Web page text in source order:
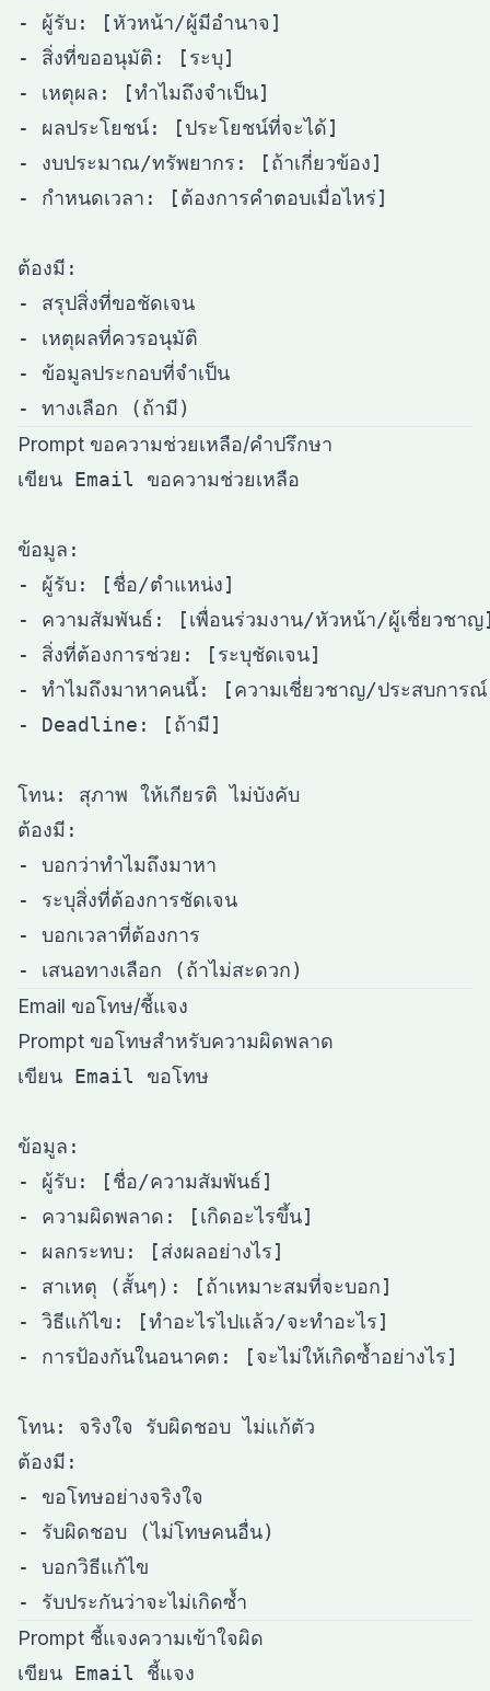
- ผู้รับ: [หัวหน้า/ผู้มีอำนาจ]
- สิ่งที่ขออนุมัติ: [ระบุ]
- เหตุผล: [ทำไมถึงจำเป็น]
- ผลประโยชน์: [ประโยชน์ที่จะได้]
- งบประมาณ/ทรัพยากร: [ถ้าเกี่ยวข้อง]
- กำหนดเวลา: [ต้องการคำตอบเมื่อไหร่]
ต้องมี:
- สรุปสิ่งที่ขอชัดเจน
- เหตุผลที่ควรอนุมัติ
- ข้อมูลประกอบที่จำเป็น
Prompt ขอความช่วยเหลือ/คำปรึกษา
เขียน Email ขอความช่วยเหลือ
ข้อมูล:
- ผู้รับ: [ชื่อ/ตำแหน่ง]
- ความสัมพันธ์: [เพื่อนร่วมงาน/หัวหน้า/ผู้เชี่ยวชา
- สิ่งที่ต้องการช่วย: [ระบุชัดเจน]
- ทำไมถึงมาหาคนนี้: [ความเชี่ยวชาญ/ประสบการ
- Deadline: [ถ้ามี]
โทน: สุภาพ ให้เกียรติ ไม่บังคับ
ต้องมี:
- บอกว่าทำไมถึงมาหา
- ระบุสิ่งที่ต้องการชัดเจน
- บอกเวลาที่ต้องการ
Email ขอโทษ/ชี้แจง
Prompt ขอโทษสำหรับความผิดพลาด
เขียน Email ขอโทษ
ข้อมูล:
- ผู้รับ: [ชื่อ/ความสัมพันธ์]
- ความผิดพลาด: [เกิดอะไรขึ้น]
- ผลกระทบ: [ส่งผลอย่างไร]
- สาเหตุ (สั้นๆ): [ถ้าเหมาะสมที่จะบอก]
- วิธีแก้ไข: [ทำอะไรไปแล้ว/จะทำอะไร]
- การป้องกันในอนาคต: [จะไม่ให้เกิดซ้ำอย่างไร]
โทน: จริงใจ รับผิดชอบ ไม่แก้ตัว
ต้องมี:
- ขอโทษอย่างจริงใจ
- รับผิดชอบ (ไม่โทษคนอื่น)
- บอกวิธีแก้ไข
Prompt ชี้แจงความเข้าใจผิด
เขียน Email ชี้แจง